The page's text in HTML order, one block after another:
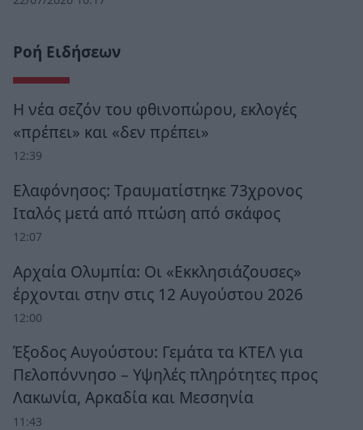
Ροή Ειδήσεων
Η νέα σεζόν του φθινοπώρου, εκλογές
«πρέπει» και «δεν πρέπει»
12:39
Ελαφόνησος: Τραυματίστηκε 73χρονος
Ιταλός μετά από πτώση από σκάφος
12:07
Αρχαία Ολυμπία: Οι «Εκκλησιάζουσες»
έρχονται στην στις 12 Αυγούστου 2026
12:00
Έξοδος Αυγούστου: Γεμάτα τα ΚΤΕΛ για
Πελοπόννησο – Υψηλές πληρότητες προς
Λακωνία, Αρκαδία και Μεσσηνία
11:43